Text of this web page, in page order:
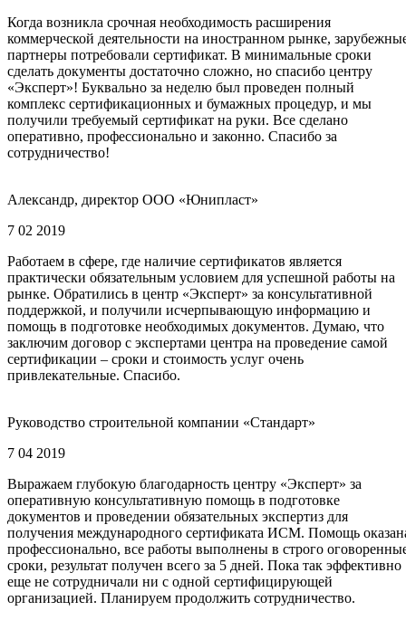
Когда возникла срочная необходимость расширения
коммерческой деятельности на иностранном рынке,
партнеры потребовали сертификат. В минимальные сроки
сделать документы достаточно сложно, но спасибо центру
«Эксперт»! Буквально за неделю был проведен полный
комплекс сертификационных и бумажных процедур, и мы
получили требуемый сертификат на руки. Все сделано
оперативно, профессионально и законно. Спасибо за
сотрудничество!
Александр, директор ООО «Юнипласт»
7 02 2019
Работаем в сфере, где наличие сертификатов является
практически обязательным условием для успешной работы на
рынке. Обратились в центр «Эксперт» за консультативной
поддержкой, и получили исчерпывающую информацию и
помощь в подготовке необходимых документов. Думаю, что
заключим договор с экспертами центра на проведение самой
сертификации – сроки и стоимость услуг очень
привлекательные. Спасибо.
Руководство строительной компании «Стандарт»
7 04 2019
Выражаем глубокую благодарность центру «Эксперт» за
оперативную консультативную помощь в подготовке
документов и проведении обязательных экспертиз для
получения международного сертификата ИСМ. Помощь
профессионально, все работы выполнены в строго
сроки, результат получен всего за 5 дней. Пока так эффективно
еще не сотрудничали ни с одной сертифицирующей
организацией. Планируем продолжить сотрудничество.